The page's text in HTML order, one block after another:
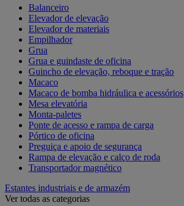
Balanceiro
Elevador de elevação
Elevador de materiais
Empilhador
Grua
Grua e guindaste de oficina
Guincho de elevação, reboque e tração
Macaco
Macaco de bomba hidráulica e acessórios
Mesa elevatória
Monta-paletes
Ponte de acesso e rampa de carga
Pórtico de oficina
Preguiça e apoio de segurança
Rampa de elevação e calço de roda
Transportador magnético
Estantes industriais e de armazém
Ver todas as categorias